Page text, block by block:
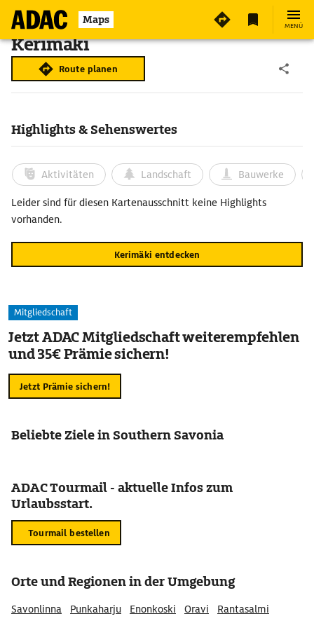
Maps MENÜ
Kerimäki
Route planen
Highlights & Sehenswertes
Aktivitäten Landschaft Bauwerke
Leider sind für diesen Kartenausschnitt keine Highlights
vorhanden.
Kerimäki entdecken
Mitgliedschaft
Jetzt ADAC Mitgliedschaft weiterempfehlen
und 35€ Prämie sichern!
Jetzt Prämie sichern!
Beliebte Ziele in Southern Savonia
ADAC Tourmail - aktuelle Infos zum
Urlaubsstart.
Tourmail bestellen
Orte und Regionen in der Umgebung
Savonlinna Punkaharju Enonkoski Oravi Rantasalmi